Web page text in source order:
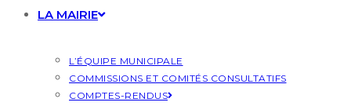
LA MAIRIE
L’ÉQUIPE MUNICIPALE
COMMISSIONS ET COMITÉS CONSULTATIFS
COMPTES-RENDUS